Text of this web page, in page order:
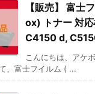
【販売】 富士
ox) トナー 対
C4150 d,
こんにちは、アケ
、富士フイルム ( ...